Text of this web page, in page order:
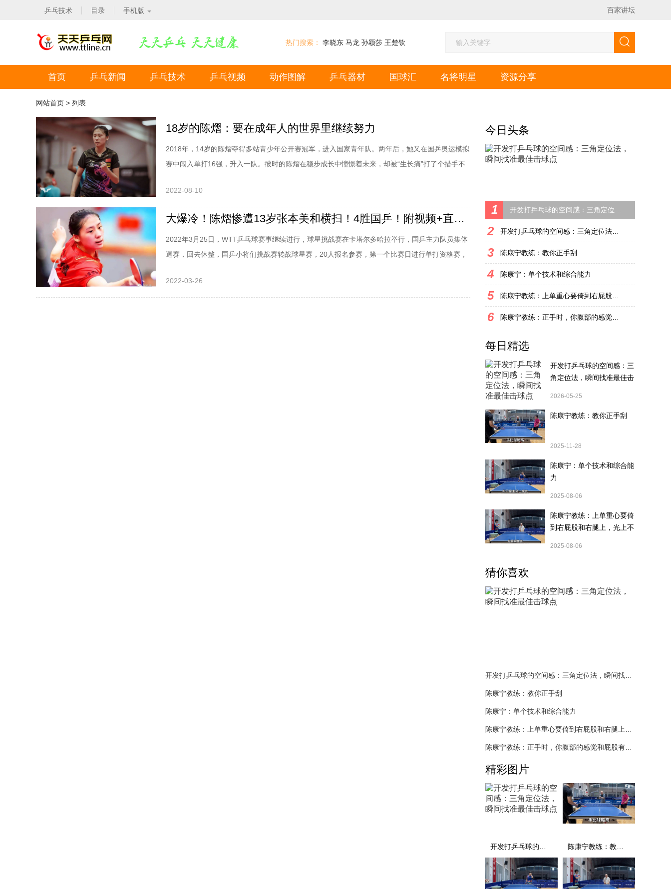
乒乓技术 目录 手机版 百家讲坛
热门搜索： 李晓东 马龙 孙颖莎 王楚钦
首页 乒乓新闻 乒乓技术 乒乓视频 动作图解 乒乓器材 国球汇 名将明星 资源分享
网站首页 > 列表
18岁的陈熠：要在成年人的世界里继续努力
2018年，14岁的陈熠夺得多站青少年公开赛冠军，进入国家青年队。两年后，她又在国乒奥运模拟
赛中闯入单打16强，升入一队。彼时的陈熠在稳步成长中憧憬着未来，却被“生长痛”打了个措手不
经历一次次自我怀疑，学会接受不完美的自己的过程。终于在18岁生日前夕，陈熠夺得了WTT青少
年常规挑战赛哈维若夫站U19冠军。时隔三
2022-08-10
大爆冷！陈熠惨遭13岁张本美和横扫！4胜国乒！附视频+直播表
2022年3月25日，WTT乒乓球赛事继续进行，球星挑战赛在卡塔尔多哈拉举行，国乒主力队员集体
退赛，回去休整，国乒小将们挑战赛转战球星赛，20人报名参赛，第一个比赛日进行单打资格赛，
近期第四次战胜国乒队员。陈熠出生于2004年，今年17岁，世界排名第258位！她曾经获得了世少
赛的5冠，2020年进入国家队，陈熠是
2022-03-26
今日头条
1
2
3 陈康宁教练：教你正手刮
4 陈康宁：单个技术和综合能力
5
6
每日精选
开发打乒乓球的空间感：三
角定位法，瞬间找准最佳击
2026-05-25
陈康宁教练：教你正手刮
2025-11-28
陈康宁：单个技术和综合能
力
2025-08-06
陈康宁教练：上单重心要倚
到右屁股和右腿上，光上不
2025-08-06
猜你喜欢
陈康宁教练：教你正手刮
陈康宁：单个技术和综合能力
精彩图片